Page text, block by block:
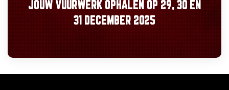
JOUW VUURWERK OPHALEN OP 29, 30 EN
31 DECEMBER 2025